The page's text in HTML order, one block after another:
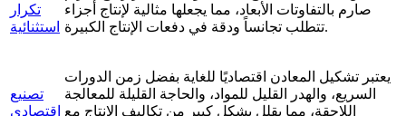
تكرار
استثنائية
صارم بالتفاوتات الأبعاد، مما يجعلها مثالية لإنتاج أجزاء
تتطلب تجانساً ودقة في دفعات الإنتاج الكبيرة.
تصنيع
اقتصادي
يعتبر تشكيل المعادن اقتصاديًا للغاية بفضل زمن الدورات
السريع، والهدر القليل للمواد، والحاجة القليلة للمعالجة
اللاحقة، مما يقلل بشكل كبير من تكاليف الإنتاج مع